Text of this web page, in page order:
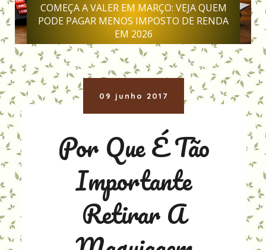
COMEÇA A VALER EM MARÇO: VEJA QUEM
PODE PAGAR MENOS IMPOSTO DE RENDA
EM 2026
09 junho 2017
Por Que É Tão
Importante
Retirar A